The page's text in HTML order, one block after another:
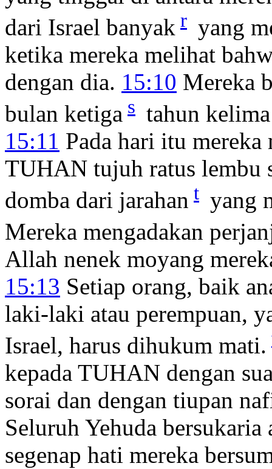
dari Israel banyak r yang
ketika mereka melihat
dengan dia. 15:10 Mereka
bulan ketiga s tahun
15:11 Pada hari itu mereka
TUHAN tujuh ratus lembu
domba dari jarahan t yang
Mereka mengadakan
Allah nenek moyang
15:13 Setiap orang, baik
laki-laki atau perempuan,
Israel, harus dihukum mati.
kepada TUHAN dengan
sorai dan dengan tiupan
Seluruh Yehuda bersukaria
segenap hati mereka